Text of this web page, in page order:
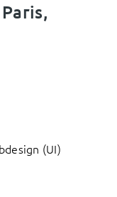
(UI)